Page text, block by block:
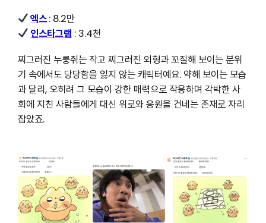
엑스: 8.2만
인스타그램 : 3.4천
찌그러진 누룽쥐는 작고 찌그러진 외형과 꼬질해 보이는 분위
기 속에서도 당당함을 잃지 않는 캐릭터예요. 약해 보이는 모습
과 달리, 오히려 그 모습이 강한 매력으로 작용하며 각박한 사
회에 지친 사람들에게 대신 위로와 응원을 건네는 존재로 자리
잡았죠.